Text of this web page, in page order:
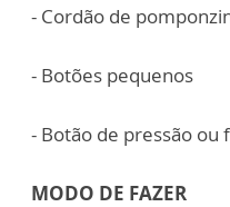
- Cordão de
- Botões pequenos
- Botão de pressão ou
MODO DE FAZER